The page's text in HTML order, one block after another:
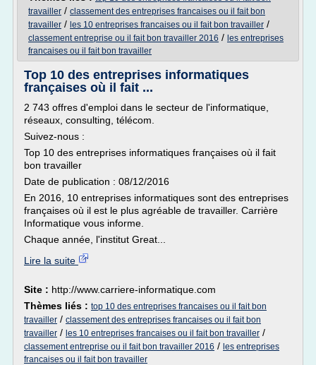
travailler / classement des entreprises francaises ou il fait bon
travailler / les 10 entreprises francaises ou il fait bon travailler /
classement entreprise ou il fait bon travailler 2016 / les entreprises
francaises ou il fait bon travailler
Top 10 des entreprises informatiques
françaises où il fait ...
2 743 offres d'emploi dans le secteur de l'informatique,
réseaux, consulting, télécom.
Suivez-nous :
Top 10 des entreprises informatiques françaises où il fait
bon travailler
Date de publication : 08/12/2016
En 2016, 10 entreprises informatiques sont des entreprises
françaises où il est le plus agréable de travailler. Carrière
Informatique vous informe.
Chaque année, l'institut Great...
Lire la suite
Site : http://www.carriere-informatique.com
Thèmes liés : top 10 des entreprises francaises ou il fait bon
travailler / classement des entreprises francaises ou il fait bon
travailler / les 10 entreprises francaises ou il fait bon travailler /
classement entreprise ou il fait bon travailler 2016 / les entreprises
francaises ou il fait bon travailler